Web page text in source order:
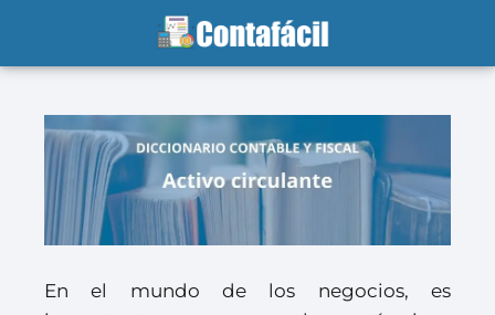
En el mundo de los negocios, es